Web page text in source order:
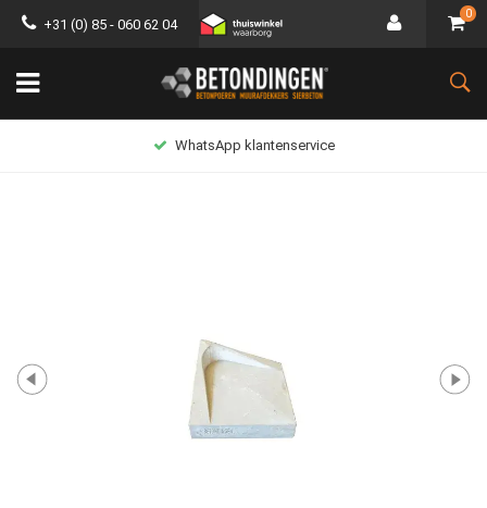
+31 (0) 85 - 060 62 04
0
WhatsApp klantenservice